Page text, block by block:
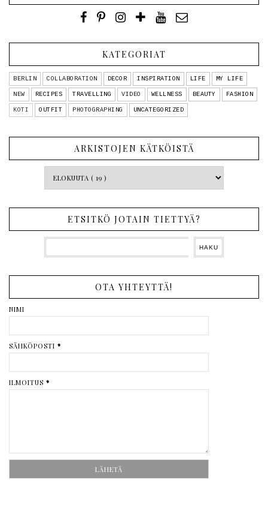
KATEGORIAT
BERLIN COLLABORATION DECOR INSPIRATION LIFE MY LIFE
NEW RECIPES TRAVELLING VIDEO WELLNESS BEAUTY FASHION
KOTI OUTFIT PHOTOGRAPHING UNCATEGORIZED
ARKISTOJEN KÄTKÖISTÄ
ETSITKÖ JOTAIN TIETTYÄ?
OTA YHTEYTTÄ!
NIMI
SÄHKÖPOSTI *
ILMOITUS *